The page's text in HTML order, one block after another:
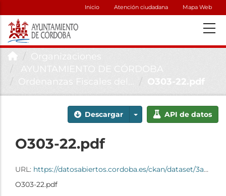
Inicio Atención ciudadana Mapa Web
Organizaciones
AYUNTAMIENTO DE CÓRDOBA
Ordenanzas Fiscales del...
O303-22.pdf
Descargar API de datos
O303-22.pdf
URL: https://datosabiertos.cordoba.es/ckan/dataset/3abab5f6-c786-497e-9d93-79fcb34c8000/resource/5e685c9a-4092-4e9c-b96d-003581af02e7/download/o303-22.pdf
O303-22.pdf